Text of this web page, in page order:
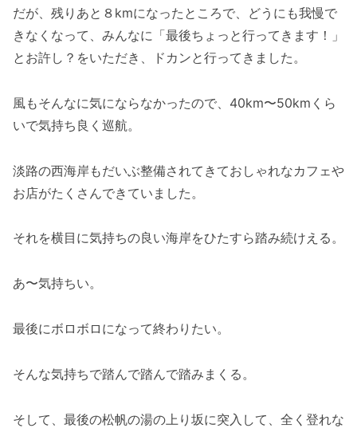
だが、残りあと８kmになったところで、どうにも我慢で
きなくなって、みんなに「最後ちょっと行ってきます！」
とお許し？をいただき、ドカンと行ってきました。
風もそんなに気にならなかったので、40km〜50kmくら
いで気持ち良く巡航。
淡路の西海岸もだいぶ整備されてきておしゃれなカフェや
お店がたくさんできていました。
それを横目に気持ちの良い海岸をひたすら踏み続けえる。
あ〜気持ちい。
最後にボロボロになって終わりたい。
そんな気持ちで踏んで踏んで踏みまくる。
そして、最後の松帆の湯の上り坂に突入して、全く登れな